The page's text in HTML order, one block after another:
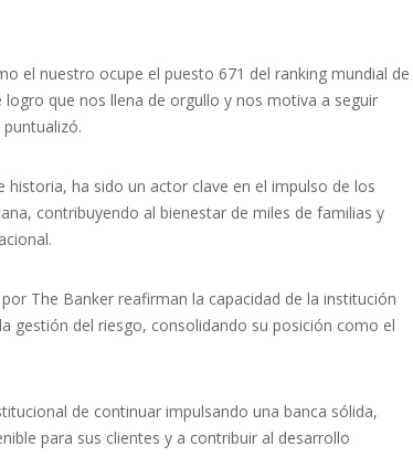
el nuestro ocupe el puesto 671 del ranking mundial de
que nos llena de orgullo y nos motiva a seguir
ha sido un actor clave en el impulso de los
contribuyendo al bienestar de miles de familias y
The Banker reafirman la capacidad de la institución
gestión del riesgo, consolidando su posición como el
de continuar impulsando una banca sólida,
para sus clientes y a contribuir al desarrollo